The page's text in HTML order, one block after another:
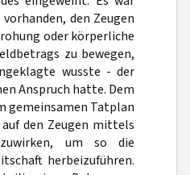
den Zeugen
oder körperliche
zu bewegen,
wusste - der
Anspruch hatte. Dem
gemeinsamen Tatplan
den Zeugen mittels
um so die
herbeizuführen.